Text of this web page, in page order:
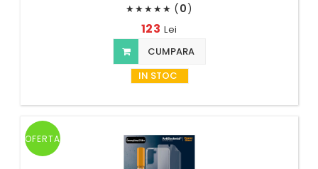
★★★★★ (0)
123 Lei
CUMPARA
IN STOC
OFERTA